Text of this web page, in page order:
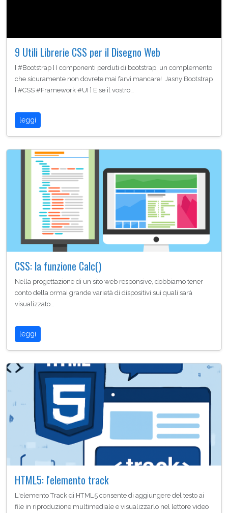
9 Utili Librerie CSS per il Disegno Web
[ #Bootstrap ] I componenti perduti di bootstrap, un complemento
che sicuramente non dovrete mai farvi mancare! Jasny Bootstrap
[ #CSS #Framework #UI ] E se il vostro…
leggi
CSS: la funzione Calc()
Nella progettazione di un sito web responsive, dobbiamo tener
conto della ormai grande varietà di dispositivi sui quali sarà
visualizzato…
leggi
HTML5: l'elemento track
L'elemento Track di HTML5 consente di aggiungere del testo ai
file in riproduzione multimediale e visualizzarlo nel lettore video